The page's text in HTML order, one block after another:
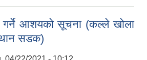
गर्ने आशयको सूचना (कल्ले खोला
सडक)